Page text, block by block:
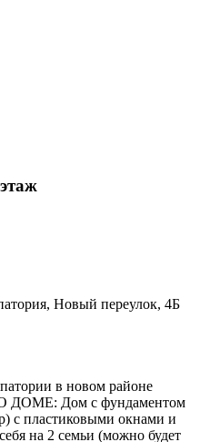
Новый переулок, 4Б
в новом районе
ДОМЕ: Дом с фундаментом
с пластиковыми окнами и
на 2 семьи (можно будет